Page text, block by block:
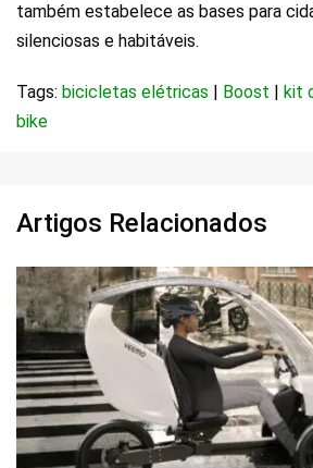
também estabelece as bases para
silenciosas e habitáveis.
Tags: bicicletas elétricas Boost
kit
bike
Artigos Relacionados